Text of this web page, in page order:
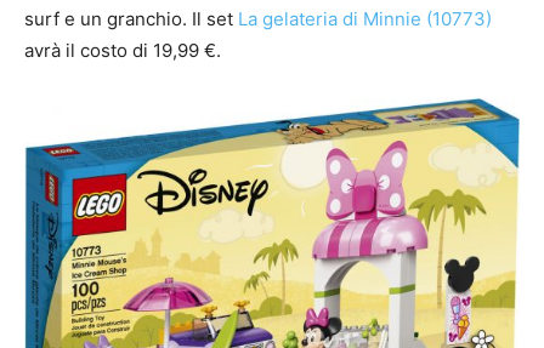
surf e un granchio. Il set La gelateria di Minnie (10773)
avrà il costo di 19,99 €.